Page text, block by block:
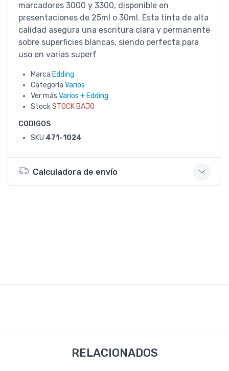
marcadores 3000 y 3300, disponible en
presentaciones de 25ml o 30ml. Esta tinta de alta
calidad asegura una escritura clara y permanente
sobre superficies blancas, siendo perfecta para
uso en varias superf
Marca Edding
Categoría Varios
Ver más Varios + Edding
StockSTOCK BAJO
CODIGOS
SKU 471-1024
Calculadora de envío
RELACIONADOS